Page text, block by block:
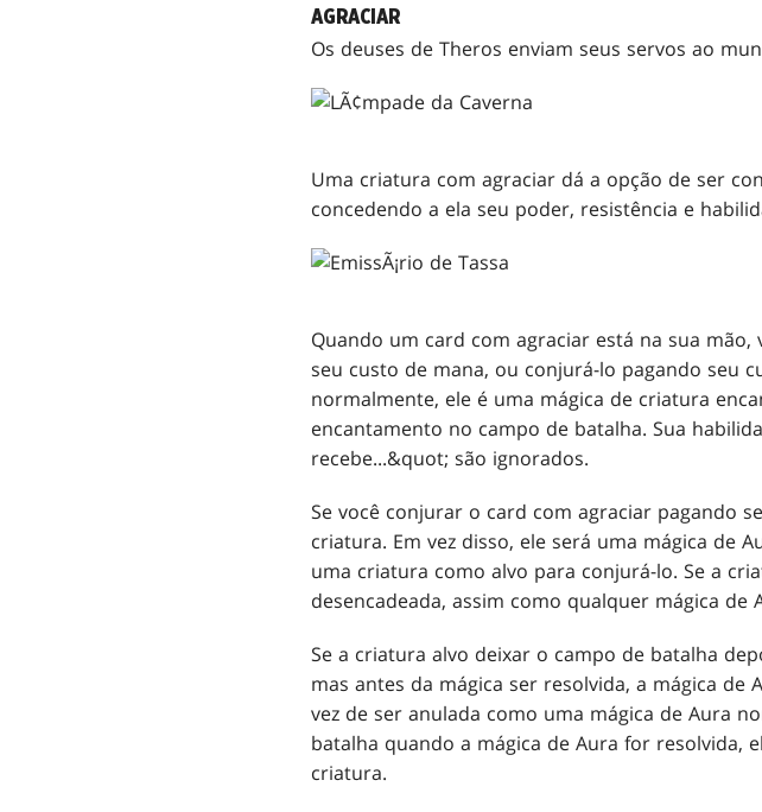
AGRACIAR
Os deuses de Theros enviam seus servos ao
Uma criatura com agraciar dá a opção de ser
concedendo a ela seu poder, resistência e
Quando um card com agraciar está na sua
seu custo de mana, ou conjurá-lo pagando seu
normalmente, ele é uma mágica de criatura
encantamento no campo de batalha. Sua
recebe...&quot; são ignorados.
Se você conjurar o card com agraciar pagando
criatura. Em vez disso, ele será uma mágica de
uma criatura como alvo para conjurá-lo. Se a
desencadeada, assim como qualquer mágica de
Se a criatura alvo deixar o campo de batalha
mas antes da mágica ser resolvida, a mágica
vez de ser anulada como uma mágica de Aura
batalha quando a mágica de Aura for resolvida,
criatura.